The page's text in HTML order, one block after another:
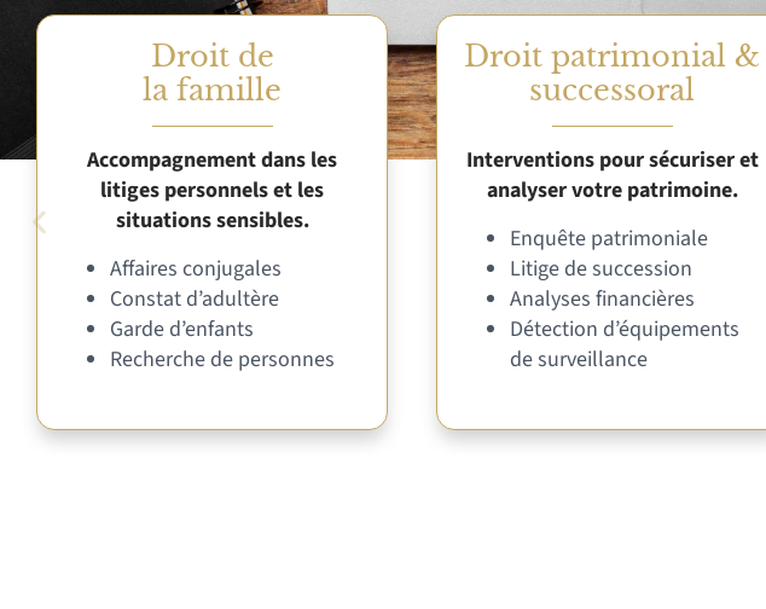
Droit de
la famille
Accompagnement dans les
litiges personnels et les
situations sensibles.
Affaires conjugales
Constat d’adultère
Garde d’enfants
Recherche de personnes
Droit patrimonial &
successoral
Interventions pour sécuriser et
analyser votre patrimoine.
Enquête patrimoniale
Litige de succession
Analyses financières
Détection d’équipements
de surveillance